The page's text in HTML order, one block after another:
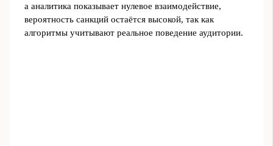
а аналитика показывает нулевое взаимодействие,
вероятность санкций остаётся высокой, так как
алгоритмы учитывают реальное поведение аудитории.